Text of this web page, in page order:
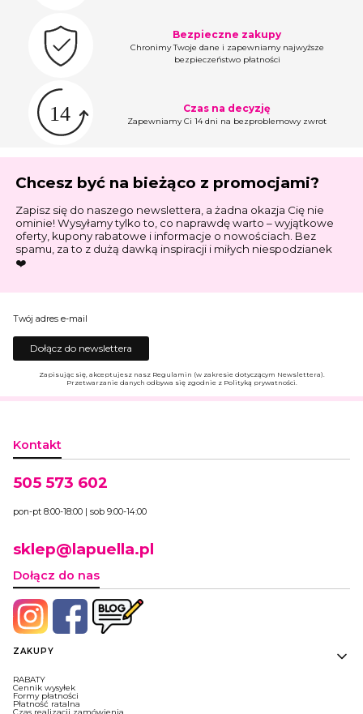
Bezpieczne zakupy
Chronimy Twoje dane i zapewniamy najwyższe
bezpieczeństwo płatności
Czas na decyzję
Zapewniamy Ci 14 dni na bezproblemowy zwrot
Chcesz być na bieżąco z promocjami?
Zapisz się do naszego newslettera, a żadna okazja Cię nie
ominie! Wysyłamy tylko to, co naprawdę warto – wyjątkowe
oferty, kupony rabatowe i informacje o nowościach. Bez
spamu, za to z dużą dawką inspiracji i miłych niespodzianek
❤️
Twój adres e-mail
Dołącz do newslettera
Zapisując się, akceptujesz nasz Regulamin (w zakresie dotyczącym Newslettera).
Przetwarzanie danych odbywa się zgodnie z Polityką prywatności.
Kontakt
505 573 602
pon-pt 8:00-18:00 | sob 9:00-14:00
sklep@lapuella.pl
Dołącz do nas
Linki w stopce
ZAKUPY
RABATY
Cennik wysyłek
Formy płatności
Płatność ratalna